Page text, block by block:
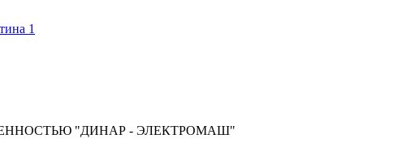
1
"ДИНАР - ЭЛЕКТРОМАШ"